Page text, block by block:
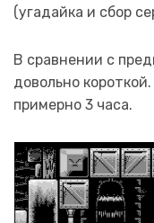
(угадайка и сбор
В сравнении с
довольно
примерно 3 часа.